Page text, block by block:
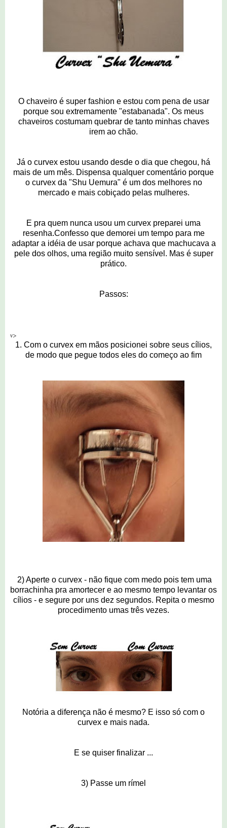
O chaveiro é super fashion e estou com pena de usar
porque sou extremamente "estabanada". Os meus
chaveiros costumam quebrar de tanto minhas chaves
irem ao chão.
Já o curvex estou usando desde o dia que chegou, há
mais de um mês. Dispensa qualquer comentário porque
o curvex da "Shu Uemura" é um dos melhores no
mercado e mais cobiçado pelas mulheres.
E pra quem nunca usou um curvex preparei uma
resenha.Confesso que demorei um tempo para me
adaptar a idéia de usar porque achava que machucava a
pele dos olhos, uma região muito sensível. Mas é super
prático.
Passos:
v>
1. Com o curvex em mãos posicionei sobre seus cílios,
de modo que pegue todos eles do começo ao fim
2) Aperte o curvex - não fique com medo pois tem uma
borrachinha pra amortecer e ao mesmo tempo levantar os
cílios - e segure por uns dez segundos. Repita o mesmo
procedimento umas três vezes.
Notória a diferença não é mesmo? E isso só com o
curvex e mais nada.
E se quiser finalizar ...
3) Passe um rímel